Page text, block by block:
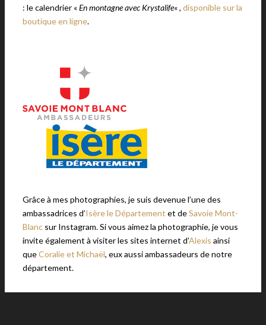
: le calendrier «En montagne avec Krystalife« , disponible sur la
boutique en ligne.
Grâce à mes photographies, je suis devenue l’une des
ambassadrices d’Isère le Département et deSavoie Mont-
Blanc sur Instagram. Si vous aimez la photographie, je vous
invite également à visiter les sites internet d’Alexis ainsi
queCoralie et Michaël, eux aussi ambassadeurs de notre
département.